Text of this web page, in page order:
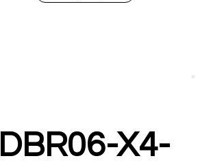
DBR06-X4-